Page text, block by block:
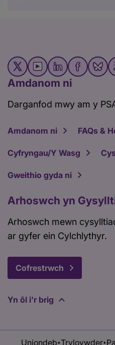
Amdanom ni
Darganfod mwy am y
Amdanom ni FAQs &
Cyfryngau/Y Wasg
Gweithio gyda ni
Arhoswch yn
Arhoswch mewn
ar gyfer ein Cylchlythyr.
Cofrestrwch
Yn ôl i'r brig
Uniondeb•Tryloywder•